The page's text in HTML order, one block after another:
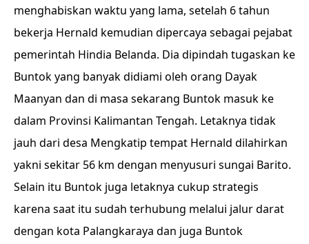
menghabiskan waktu yang lama, setelah 6 tahun
bekerja Hernald kemudian dipercaya sebagai pejabat
pemerintah Hindia Belanda. Dia dipindah tugaskan ke
Buntok yang banyak didiami oleh orang Dayak
Maanyan dan di masa sekarang Buntok masuk ke
dalam Provinsi Kalimantan Tengah. Letaknya tidak
jauh dari desa Mengkatip tempat Hernald dilahirkan
yakni sekitar 56 km dengan menyusuri sungai Barito.
Selain itu Buntok juga letaknya cukup strategis
karena saat itu sudah terhubung melalui jalur darat
dengan kota Palangkaraya dan juga Buntok